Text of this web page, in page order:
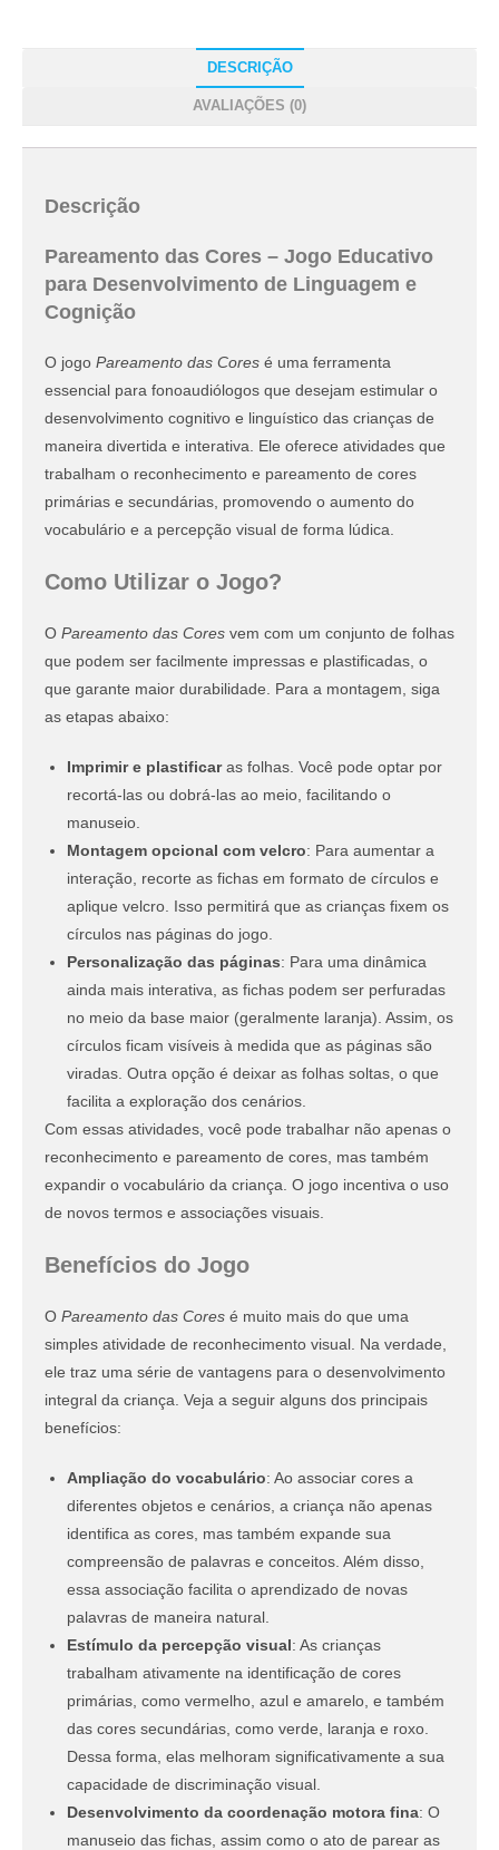
DESCRIÇÃO
AVALIAÇÕES (0)
Descrição
Pareamento das Cores – Jogo Educativo
para Desenvolvimento de Linguagem e
Cognição
O jogo Pareamento das Cores é uma ferramenta
essencial para fonoaudiólogos que desejam estimular o
desenvolvimento cognitivo e linguístico das crianças de
maneira divertida e interativa. Ele oferece atividades que
trabalham o reconhecimento e pareamento de cores
primárias e secundárias, promovendo o aumento do
vocabulário e a percepção visual de forma lúdica.
Como Utilizar o Jogo?
O Pareamento das Cores vem com um conjunto de folhas
que podem ser facilmente impressas e plastificadas, o
que garante maior durabilidade. Para a montagem, siga
as etapas abaixo:
Imprimir e plastificaras folhas. Você pode optar por
recortá-las ou dobrá-las ao meio, facilitando o
manuseio.
Montagem opcional com velcro: Para aumentar a
interação, recorte as fichas em formato de círculos e
aplique velcro. Isso permitirá que as crianças fixem os
círculos nas páginas do jogo.
Personalização das páginas: Para uma dinâmica
ainda mais interativa, as fichas podem ser perfuradas
no meio da base maior (geralmente laranja). Assim, os
círculos ficam visíveis à medida que as páginas são
viradas. Outra opção é deixar as folhas soltas, o que
facilita a exploração dos cenários.
Com essas atividades, você pode trabalhar não apenas o
reconhecimento e pareamento de cores, mas também
expandir o vocabulário da criança. O jogo incentiva o uso
de novos termos e associações visuais.
Benefícios do Jogo
O Pareamento das Cores é muito mais do que uma
simples atividade de reconhecimento visual. Na verdade,
ele traz uma série de vantagens para o desenvolvimento
integral da criança. Veja a seguir alguns dos principais
benefícios:
Ampliação do vocabulário: Ao associar cores a
diferentes objetos e cenários, a criança não apenas
identifica as cores, mas também expande sua
compreensão de palavras e conceitos. Além disso,
essa associação facilita o aprendizado de novas
palavras de maneira natural.
Estímulo da percepção visual: As crianças
trabalham ativamente na identificação de cores
primárias, como vermelho, azul e amarelo, e também
das cores secundárias, como verde, laranja e roxo.
Dessa forma, elas melhoram significativamente a sua
capacidade de discriminação visual.
Desenvolvimento da coordenação motora fina: O
manuseio das fichas, assim como o ato de parear as